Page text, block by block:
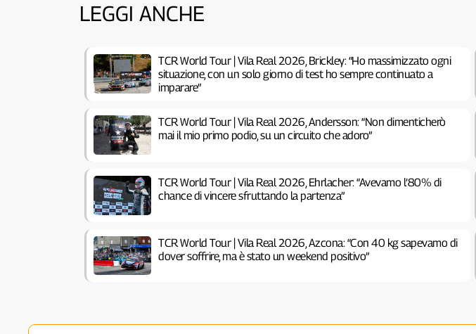
LEGGI ANCHE
TCR World Tour | Vila Real 2026, Brickley: “Ho massimizzato ogni
situazione, con un solo giorno di test ho sempre continuato a
imparare”
TCR World Tour | Vila Real 2026, Andersson: “Non dimenticherò
mai il mio primo podio, su un circuito che adoro”
TCR World Tour | Vila Real 2026, Ehrlacher: “Avevamo l’80% di
chance di vincere sfruttando la partenza”
TCR World Tour | Vila Real 2026, Azcona: “Con 40 kg sapevamo di
dover soffrire, ma è stato un weekend positivo”